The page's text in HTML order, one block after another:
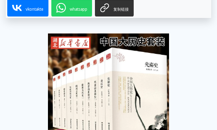
vkontakte whatsapp 复制链接